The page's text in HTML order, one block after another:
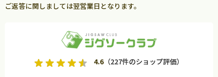
ご返答に関しましては翌営業日となります。
4.6（227件のショップ評価）